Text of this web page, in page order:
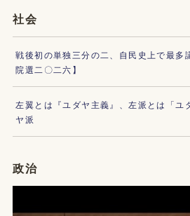
社会
戦後初の単独三分の二、自民史上で最多
院選二〇二六】
左翼とは『ユダヤ主義』、左派とは「ユ
ヤ派
政治